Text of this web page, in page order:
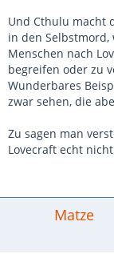
Und Cthulu macht
in den
Menschen nach
begreifen oder zu
Wunderbares
zwar sehen, die
Zu sagen man
Lovecraft echt
Matze